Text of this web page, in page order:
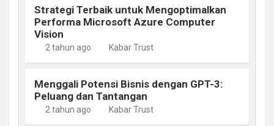
Strategi Terbaik untuk Mengoptimalkan
Performa Microsoft Azure Computer
Vision
2 tahun ago Kabar Trust
Menggali Potensi Bisnis dengan GPT-3:
Peluang dan Tantangan
2 tahun ago Kabar Trust